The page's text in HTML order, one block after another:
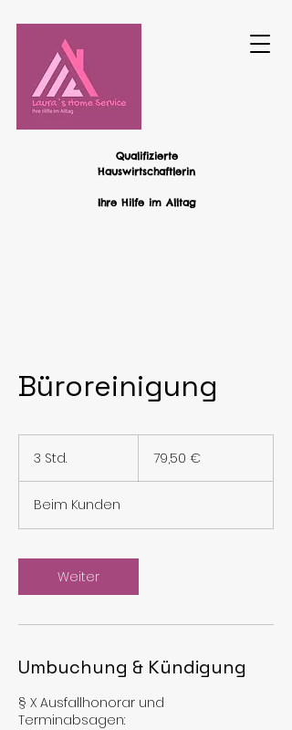
Qualifizierte
Hauswirtschaftlerin
Ihre Hilfe im Alltag
Büroreinigung
3 Std.
d
.
79,50 €
Beim Kunden
Weiter
Umbuchung & Kündigung
§ X Ausfallhonorar und
Terminabsagen: